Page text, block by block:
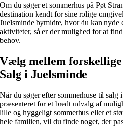
Om du søger et sommerhus på Pøt
destination kendt for sine rolige
Juelsminde bymidte, hvor du kan nyde
aktiviteter, så er der mulighed for at
behov.
Vælg mellem forskellige
Salg i Juelsminde
Når du søger efter sommerhuse til salg
præsenteret for et bredt udvalg af
lille og hyggeligt sommerhus eller et
hele familien, vil du finde noget, der